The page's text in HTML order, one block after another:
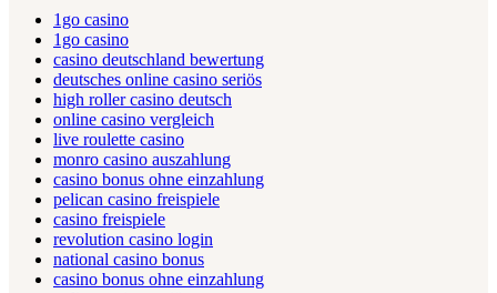
1go casino
1go casino
casino deutschland bewertung
deutsches online casino seriös
high roller casino deutsch
online casino vergleich
live roulette casino
monro casino auszahlung
casino bonus ohne einzahlung
pelican casino freispiele
casino freispiele
revolution casino login
national casino bonus
casino bonus ohne einzahlung